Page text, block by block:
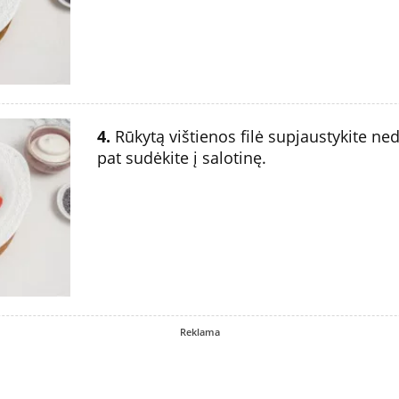
4. Rūkytą vištienos filė supjaustykite
pat sudėkite į salotinę.
Reklama